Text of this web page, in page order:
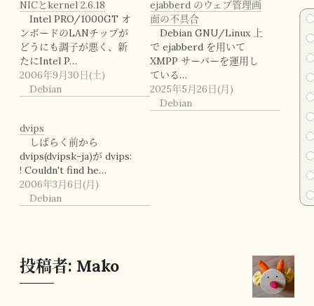
NICとkernel 2.6.18
Intel PRO/1000GT オ
ンボードのLANチップが
どうにも調子が悪く、新
たにIntel P…
2006年9月30日(土)
Debian
ejabberd のウェブ管理画
面の不具合
Debian GNU/Linux 上
で ejabberd を用いて
XMPP サーバーを運用し
ている…
2025年5月26日(月)
Debian
dvips
しばらく前から
dvips(dvipsk-ja)が dvips:
! Couldn't find he…
2006年3月6日(月)
Debian
投稿者: Mako